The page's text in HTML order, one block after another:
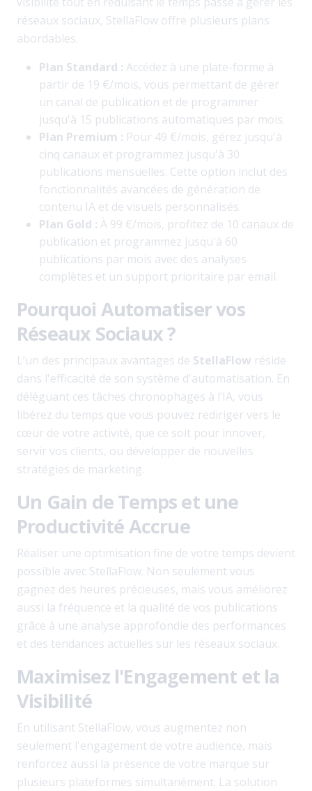
réseaux sociaux, StellaFlow offre plusieurs plans
abordables.
Plan Standard : Accédez à une plate-forme à
partir de 19 €/mois, vous permettant de gérer
un canal de publication et de programmer
jusqu'à 15 publications automatiques par mois.
Plan Premium : Pour 49 €/mois, gérez jusqu'à
cinq canaux et programmez jusqu'à 30
publications mensuelles. Cette option inclut des
fonctionnalités avancées de génération de
contenu IA et de visuels personnalisés.
Plan Gold : À 99 €/mois, profitez de 10 canaux de
publication et programmez jusqu'à 60
publications par mois avec des analyses
complètes et un support prioritaire par email.
Pourquoi Automatiser vos
Réseaux Sociaux ?
L’un des principaux avantages de StellaFlow réside
dans l'efficacité de son système d'automatisation. En
déléguant ces tâches chronophages à l’IA, vous
libérez du temps que vous pouvez rediriger vers le
cœur de votre activité, que ce soit pour innover,
servir vos clients, ou développer de nouvelles
stratégies de marketing.
Un Gain de Temps et une
Productivité Accrue
Réaliser une optimisation fine de votre temps devient
possible avec StellaFlow. Non seulement vous
gagnez des heures précieuses, mais vous améliorez
aussi la fréquence et la qualité de vos publications
grâce à une analyse approfondie des performances
et des tendances actuelles sur les réseaux sociaux.
Maximisez l'Engagement et la
Visibilité
En utilisant StellaFlow, vous augmentez non
seulement l'engagement de votre audience, mais
renforcez aussi la présence de votre marque sur
plusieurs plateformes simultanément. La solution